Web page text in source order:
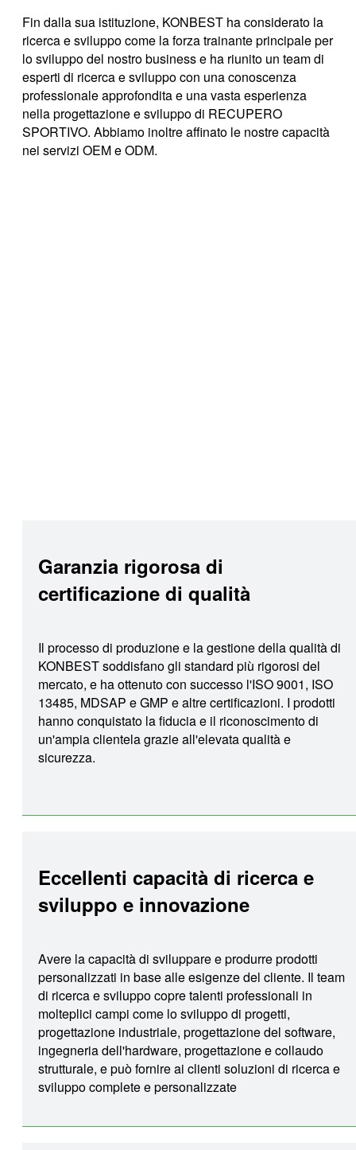
Fin dalla sua istituzione, KONBEST ha considerato la
ricerca e sviluppo come la forza trainante principale per
lo sviluppo del nostro business e ha riunito un team di
esperti di ricerca e sviluppo con una conoscenza
professionale approfondita e una vasta esperienza
nella progettazione e sviluppo di RECUPERO
SPORTIVO. Abbiamo inoltre affinato le nostre capacità
nei servizi OEM e ODM.
Garanzia rigorosa di
certificazione di qualità
Il processo di produzione e la gestione della qualità di
KONBEST soddisfano gli standard più rigorosi del
mercato, e ha ottenuto con successo l'ISO 9001, ISO
13485, MDSAP e GMP e altre certificazioni. I prodotti
hanno conquistato la fiducia e il riconoscimento di
un'ampia clientela grazie all'elevata qualità e
sicurezza.
Eccellenti capacità di ricerca e
sviluppo e innovazione
Avere la capacità di sviluppare e produrre prodotti
personalizzati in base alle esigenze del cliente. Il team
di ricerca e sviluppo copre talenti professionali in
molteplici campi come lo sviluppo di progetti,
progettazione industriale, progettazione del software,
ingegneria dell'hardware, progettazione e collaudo
strutturale, e può fornire ai clienti soluzioni di ricerca e
sviluppo complete e personalizzate